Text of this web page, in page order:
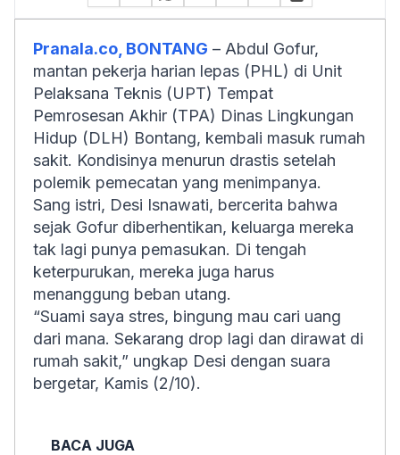
Pranala.co, BONTANG – Abdul Gofur,
mantan pekerja harian lepas (PHL) di Unit
Pelaksana Teknis (UPT) Tempat
Pemrosesan Akhir (TPA) Dinas Lingkungan
Hidup (DLH) Bontang, kembali masuk rumah
sakit. Kondisinya menurun drastis setelah
polemik pemecatan yang menimpanya.
Sang istri, Desi Isnawati, bercerita bahwa
sejak Gofur diberhentikan, keluarga mereka
tak lagi punya pemasukan. Di tengah
keterpurukan, mereka juga harus
menanggung beban utang.
“Suami saya stres, bingung mau cari uang
dari mana. Sekarang drop lagi dan dirawat di
rumah sakit,” ungkap Desi dengan suara
bergetar, Kamis (2/10).
BACA JUGA